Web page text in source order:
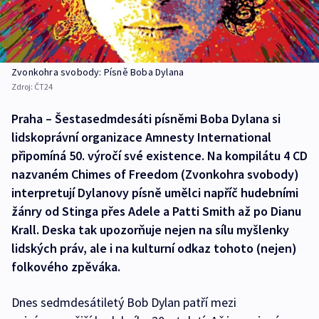
Zvonkohra svobody: Písně Boba Dylana
Zdroj: ČT24
Praha – Šestasedmdesáti písněmi Boba Dylana si
lidskoprávní organizace Amnesty International
připomíná 50. výročí své existence. Na kompilátu 4 CD
nazvaném Chimes of Freedom (Zvonkohra svobody)
interpretují Dylanovy písně umělci napříč hudebními
žánry od Stinga přes Adele a Patti Smith až po Dianu
Krall. Deska tak upozorňuje nejen na sílu myšlenky
lidských práv, ale i na kulturní odkaz tohoto (nejen)
folkového zpěváka.
Dnes sedmdesátiletý Bob Dylan patří mezi